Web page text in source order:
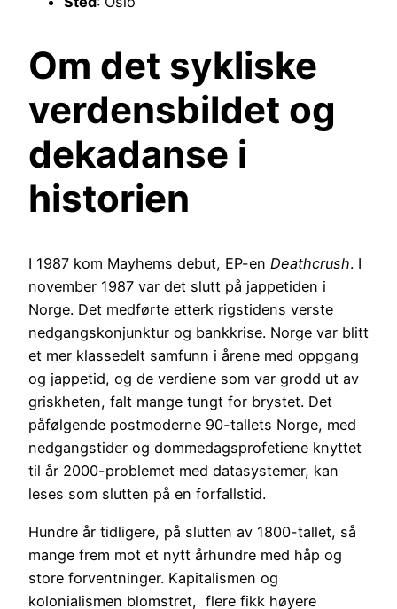
Om det sykliske
verdensbildet og
dekadanse i
historien
I 1987 kom Mayhems debut, EP-en Deathcrush. I
november 1987 var det slutt på jappetiden i
Norge. Det medførte etterk rigstidens verste
nedgangskonjunktur og bankkrise. Norge var blitt
et mer klassedelt samfunn i årene med oppgang
og jappetid, og de verdiene som var grodd ut av
griskheten, falt mange tungt for brystet. Det
påfølgende postmoderne 90-tallets Norge, med
nedgangstider og dommedagsprofetiene knyttet
til år 2000-problemet med datasystemer, kan
leses som slutten på en forfallstid.
Hundre år tidligere, på slutten av 1800-tallet, så
mange frem mot et nytt århundre med håp og
store forventninger. Kapitalismen og
kolonialismen blomstret, flere fikk høyere